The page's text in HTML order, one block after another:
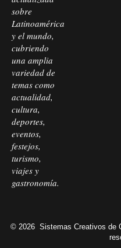
sobre
Latinoamérica
y el mundo,
cubriendo
una amplia
variedad de
temas como
actualidad,
cultura,
deportes,
eventos,
festejos,
turismo,
viajes y
gastronomía.
© 2026 Sistemas Creativos de